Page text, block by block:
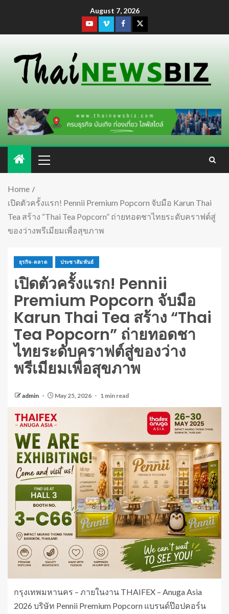
August 7, 2026
Home
เปิดตัวครั้งแรก! Pennii Premium Popcorn จับมือ Karun Thai
Tea สร้าง “Thai Tea Popcorn” ถ่ายทอดชาไทยระดับคราฟต์สู่
ของว่างพรีเมียมเพื่อสุขภาพ
ธุรกิจ-ตลาด ประชาสัมพันธ์
เปิดตัวครั้งแรก! Pennii
Premium Popcorn จับมือ
Karun Thai Tea สร้าง “Thai
Tea Popcorn” ถ่ายทอดชา
ไทยระดับคราฟต์สู่ของว่าง
พรีเมียมเพื่อสุขภาพ
admin May 25, 2026 1 min read
กรุงเทพมหานคร – ภายในงาน THAIFEX – Anuga Asia
2026 บริษัท Pennii Premium Popcorn แบรนด์ป๊อปคอร์น